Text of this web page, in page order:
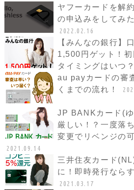
ヤフーカードを解
の申込みをしてみ
2022.02.16
【みんなの銀行】
1,500円ゲット！
タイミングはいつ？
au payカードの審
くまでの流れ！
JP BANKカード(
厳しい！？一度落
変更でリベンジの
2021.09.14
三井住友カード
に！即時発行なら
2021.03.17